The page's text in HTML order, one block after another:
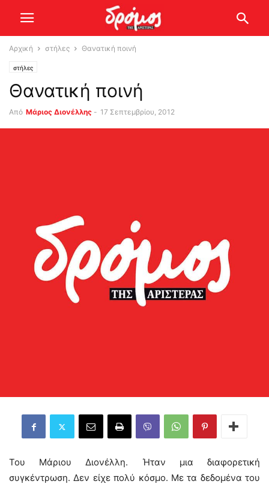
Αρχική στήλες Θανατική ποινή
στήλες
Θανατική ποινή
Από Μάριος Διονέλλης - 17 Σεπτεμβρίου, 2012
Του Μάριου Διονέλλη. Ήταν μια διαφορετική
συγκέντρωση. Δεν είχε πολύ κόσμο. Με τα δεδομένα του